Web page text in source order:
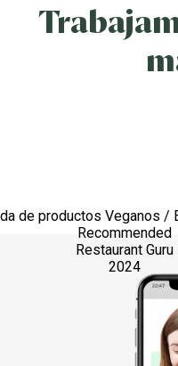
de productos Veganos /
Recommended
Restaurant Guru
2024